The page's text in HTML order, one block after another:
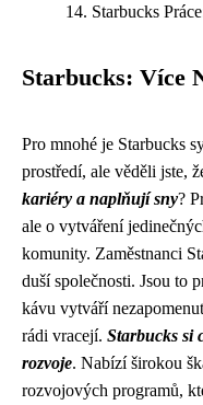
Starbucks
Starbucks: Více
Pro mnohé je Starbucks
prostředí, ale věděli jste,
kariéry a naplňují sny?
ale o vytváření
komunity. Zaměstnanci
duší společnosti. Jsou to
kávu vytváří
rádi vracejí. Starbucks si
rozvoje. Nabízí širokou
rozvojových programů,